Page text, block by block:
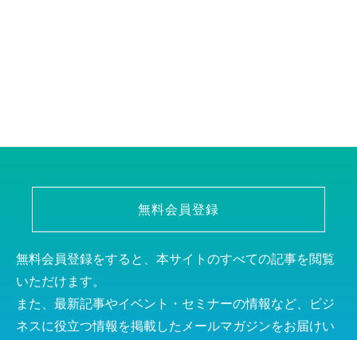
無料会員登録
無料会員登録をすると、本サイトのすべての記事を閲覧
いただけます。
また、最新記事やイベント・セミナーの情報など、ビジ
ネスに役立つ情報を掲載したメールマガジンをお届けい